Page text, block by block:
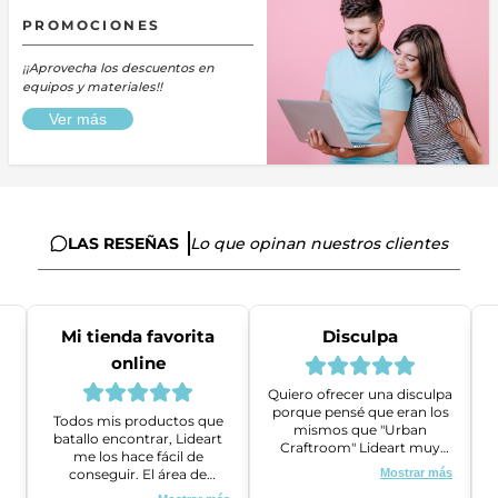
PROMOCIONES
¡¡Aprovecha los descuentos en
equipos y materiales!!
Ver más
LAS RESEÑAS Lo que opinan nuestros clientes
Mi tienda favorita
online
Todos mis productos que
batallo encontrar, Lideart
me los hace fácil de
conseguir. El área de
ventas es super amable y
Disculpa
Quiero ofrecer una disculpa
porque pensé que eran los
mismos que "Urban
Craftroom" Lideart muy
amables me ayudaron a
gestionar un problema que
Mostrar más